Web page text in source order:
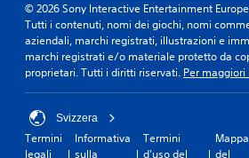
© 2026 Sony Interactive Entertainment
Tutti i contenuti, nomi dei giochi, nomi
aziendali, marchi registrati, illustrazioni e
marchi registrati e/o materiale protetto da
proprietari. Tutti i diritti riservati. Per
Svizzera
Termini
legali
Informativa
sulla
Termini
d'uso del
Mappa
del